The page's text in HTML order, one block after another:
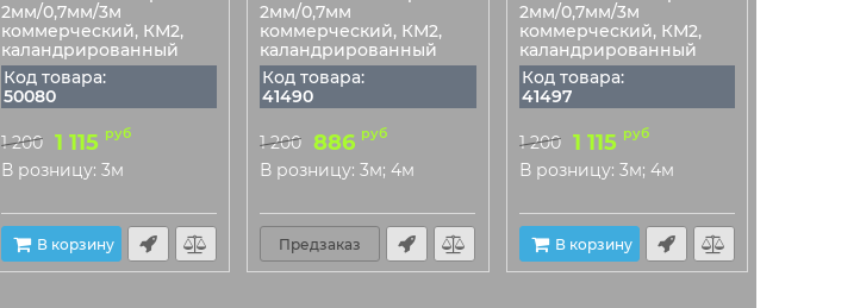
2мм/0,7мм/3м
коммерческий, КМ2,
каландрированный
Код товара:
50080
1 200 1 115 руб
В розницу: 3м
В корзину
2мм/0,7мм
коммерческий, КМ2,
каландрированный
Код товара:
41490
1 200 886 руб
В розницу: 3м; 4м
Предзаказ
2мм/0,7мм/3м
коммерческий, КМ2,
каландрированный
Код товара:
41497
1 200 1 115 руб
В розницу: 3м; 4м
В корзину